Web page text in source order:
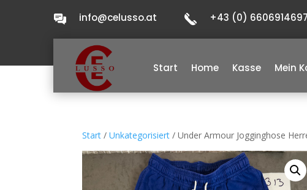
info@celusso.at +43 (0) 6606914697
Start Home Kasse Mein
Start /Unkategorisiert / Under Armour Jogginghose